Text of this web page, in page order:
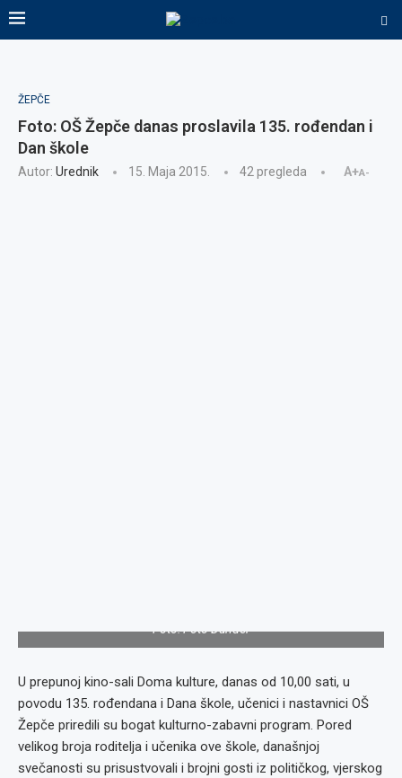
ŽEPČE
Foto: OŠ Žepče danas proslavila 135. rođendan i
Dan škole
Autor: Urednik 15. Maja 2015. 42 pregleda A+A-
Foto: Foto Dunđer
U prepunoj kino-sali Doma kulture, danas od 10,00 sati, u
povodu 135. rođendana i Dana škole, učenici i nastavnici OŠ
Žepče priredili su bogat kulturno-zabavni program. Pored
velikog broja roditelja i učenika ove škole, današnjoj
svečanosti su prisustvovali i brojni gosti iz političkog, vjerskog